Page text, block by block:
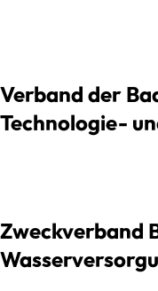
Verband der
Technologie-
Zweckverband